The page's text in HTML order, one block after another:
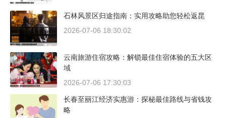
石林风景区归途指南：实用攻略助您轻松返昆
2026-07-06 18:30:02
云南旅游住宿攻略：解锁最佳住宿体验的五大区
域
2026-07-06 17:30:03
长春至丽江经济实惠游：探秘最佳路线与省钱攻
略